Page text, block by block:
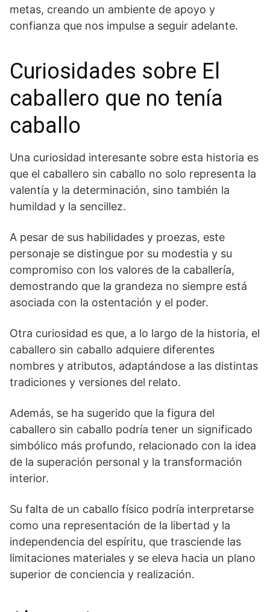
metas, creando un ambiente de apoyo y
confianza⁣ que nos⁤ impulse a seguir adelante.
Curiosidades sobre El
caballero que ‍no tenía
caballo
Una curiosidad interesante sobre esta historia es
que el ⁤caballero sin caballo no solo⁢ representa la
valentía y la determinación, sino también la
humildad y la sencillez.
A pesar de sus habilidades y proezas, este
personaje se distingue por su modestia y ‌su
‌compromiso con los valores de la caballería,
demostrando que la grandeza no siempre está
asociada con ​la​ ostentación y el poder.
Otra curiosidad es ‍que, a lo largo ‌de la historia, el‍
caballero sin caballo adquiere diferentes
⁢nombres y atributos, adaptándose a las distintas
tradiciones y versiones del relato.
Además, se ha sugerido que la figura ‌del
caballero sin caballo podría tener un significado
simbólico más profundo, relacionado con la idea
de la superación personal y la transformación
interior.
Su falta de un caballo ⁣físico podría interpretarse
como una representación de la libertad y la
independencia del espíritu, que trasciende las
⁤limitaciones materiales y se eleva hacia un plano⁢
superior de conciencia y realización.